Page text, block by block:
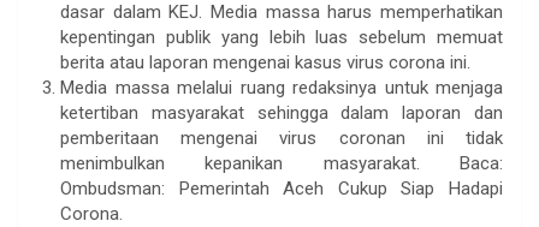
dasar dalam KEJ. Media massa harus memperhatikan
kepentingan publik yang lebih luas sebelum memuat
berita atau laporan mengenai kasus virus corona ini.
Media massa melalui ruang redaksinya untuk menjaga
ketertiban masyarakat sehingga dalam laporan dan
pemberitaan mengenai virus coronan ini tidak
menimbulkan kepanikan masyarakat. Baca:
Ombudsman: Pemerintah Aceh Cukup Siap Hadapi
Corona.